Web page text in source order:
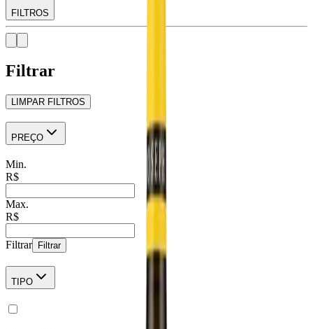
FILTROS
Filtrar
LIMPAR FILTROS
PREÇO
Min.
R$
Max.
R$
Filtrar Filtrar
TIPO